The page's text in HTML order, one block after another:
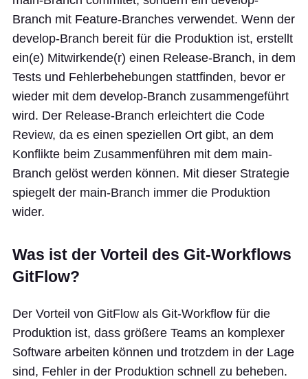
Branch mit Feature-Branches verwendet. Wenn der
develop-Branch bereit für die Produktion ist, erstellt
ein(e) Mitwirkende(r) einen Release-Branch, in dem
Tests und Fehlerbehebungen stattfinden, bevor er
wieder mit dem develop-Branch zusammengeführt
wird. Der Release-Branch erleichtert die Code
Review, da es einen speziellen Ort gibt, an dem
Konflikte beim Zusammenführen mit dem main-
Branch gelöst werden können. Mit dieser Strategie
spiegelt der main-Branch immer die Produktion
wider.
Was ist der Vorteil des Git-Workflows
GitFlow?
Der Vorteil von GitFlow als Git-Workflow für die
Produktion ist, dass größere Teams an komplexer
Software arbeiten können und trotzdem in der Lage
sind, Fehler in der Produktion schnell zu beheben.